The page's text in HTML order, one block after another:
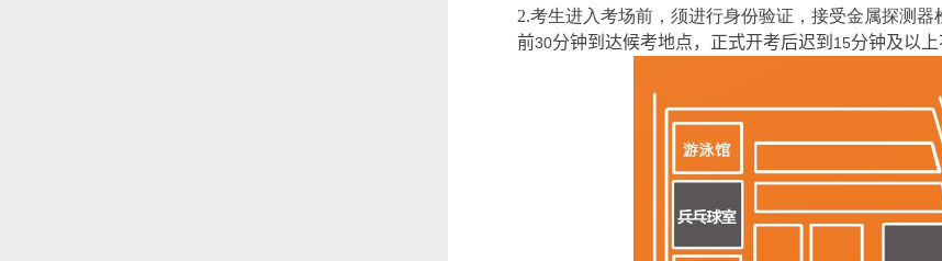
2.考生进入考场前，须进行身份验证，接受金属探测器
前30分钟到达候考地点，正式开考后迟到 15分钟及以上